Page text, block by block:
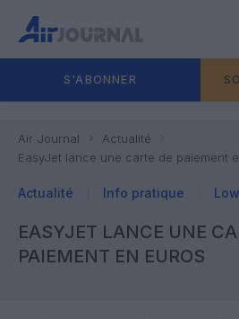
S'ABONNER
Air Journal
Actualité
EasyJet lance une carte de paiement
Actualité Info pratique
EASYJET LANCE UNE
PAIEMENT EN EUROS